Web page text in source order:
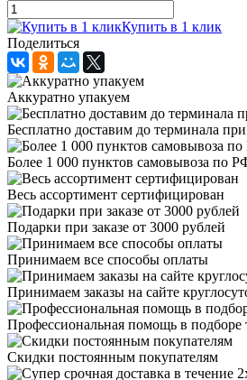
Купить в 1 клик
Поделиться
Аккуратно упакуем
Бесплатно доставим до терминала при
Более 1 000 пунктов самовывоза по
Весь ассортимент сертифицирован
Подарки при заказе от 3000 рублей
Принимаем все способы оплаты
Принимаем заказы на сайте
Профессиональная помощь в подборе
Скидки постоянным покупателям